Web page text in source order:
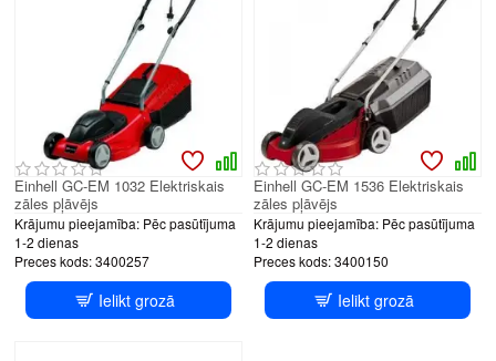
Krājumu pieejamība: Pēc pasūtījuma
1-2 dienas
Preces kods:3400257
Einhell GC-EM 1032 Elektriskais
zāles pļāvējs
Ielikt grozā
Krājumu pieejamība: Pēc pasūtījuma
1-2 dienas
Preces kods:3400150
Einhell GC-EM 1536 Elektriskais
zāles pļāvējs
Ielikt grozā